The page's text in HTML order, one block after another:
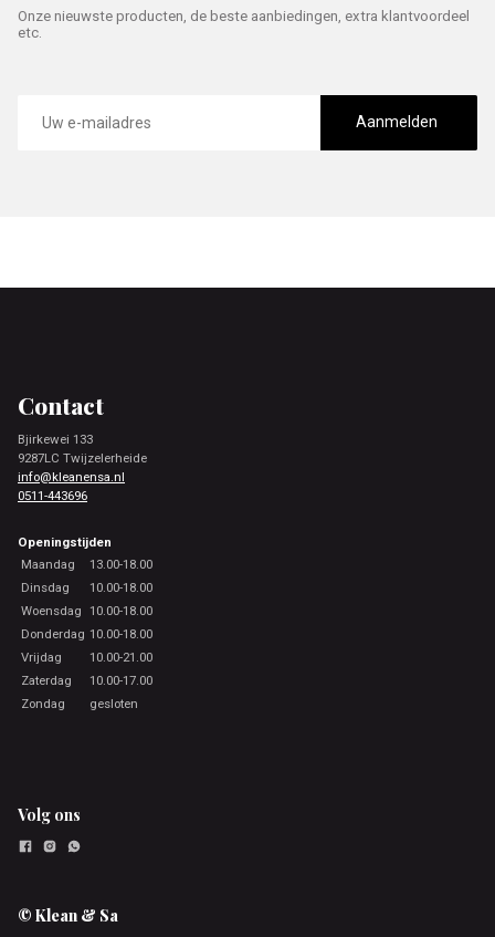
Onze nieuwste producten, de beste aanbiedingen, extra klantvoordeel
etc.
mailadres
Aanmelden
Contact
Bjirkewei 133
9287LC Twijzelerheide
info@kleanensa.nl
0511-443696
Openingstijden
Maandag
13.00-18.00
Dinsdag
10.00-18.00
Woensdag 10.00-18.00
Donderdag 10.00-18.00
Vrijdag
10.00-21.00
Zaterdag
10.00-17.00
Zondag
gesloten
Volg ons
© Klean & Sa